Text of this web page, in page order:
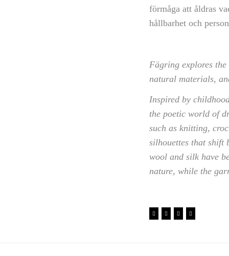
förmåga att åldras
hållbarhet och
Fägring explores
natural materials,
Inspired by
the poetic world of
such as knitting,
silhouettes that shift
wool and silk have
nature, while the